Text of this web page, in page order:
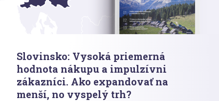
Slovinsko: Vysoká priemerná
hodnota nákupu a impulzívni
zákazníci. Ako expandovať na
menší, no vyspelý trh?